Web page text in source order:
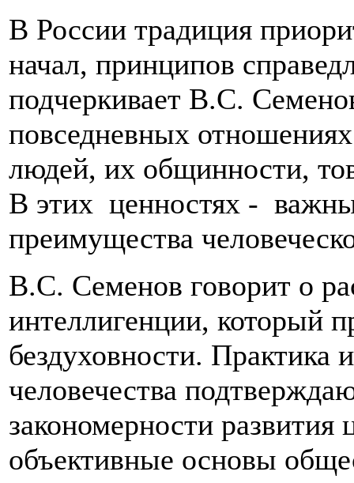
В России традиция
начал, принципов
подчеркивает В.С.
повседневных
людей, их общинности,
В этих ценностях -
преимущества
В.С. Семенов говорит о
интеллигенции, который
бездуховности. Практика
человечества
закономерности
объективные основы